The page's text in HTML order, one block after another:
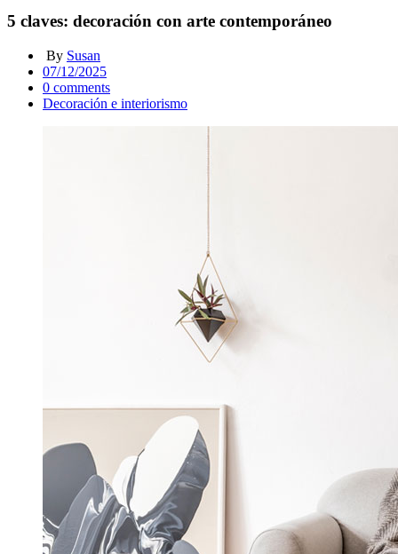
5 claves: decoración con arte contemporáneo
By Susan
Posted
on
07/12/2025
0 comments
Decoración e interiorismo